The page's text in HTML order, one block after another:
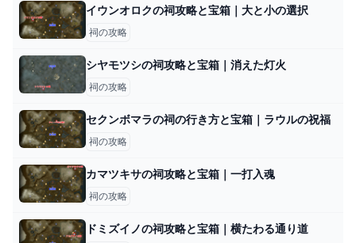
イウンオロクの祠攻略と宝箱｜大と小の選択
祠の攻略
シヤモツシの祠攻略と宝箱｜消えた灯火
祠の攻略
セクンボマラの祠の行き方と宝箱｜ラウルの祝福
祠の攻略
カマツキサの祠攻略と宝箱｜一打入魂
祠の攻略
ドミズイノの祠攻略と宝箱｜横たわる通り道